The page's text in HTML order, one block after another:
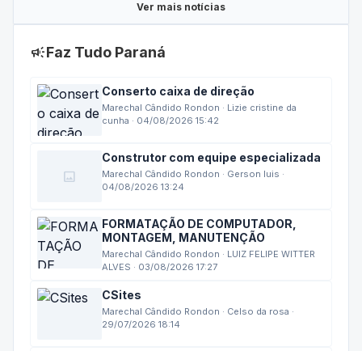
Ver mais notícias
campaignFaz Tudo Paraná
Conserto caixa de direção
Marechal Cândido Rondon · Lizie cristine da
cunha · 04/08/2026 15:42
image
Construtor com equipe especializada
Marechal Cândido Rondon · Gerson luis ·
04/08/2026 13:24
FORMATAÇÃO DE COMPUTADOR,
MONTAGEM, MANUTENÇÃO
Marechal Cândido Rondon · LUIZ FELIPE WITTER
ALVES · 03/08/2026 17:27
CSites
Marechal Cândido Rondon · Celso da rosa ·
29/07/2026 18:14